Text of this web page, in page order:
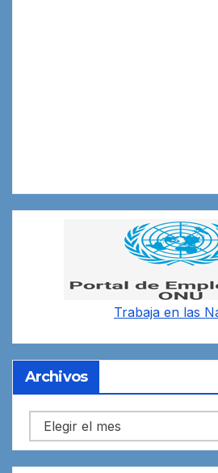
Trabaja en las
Archivos
Archivos